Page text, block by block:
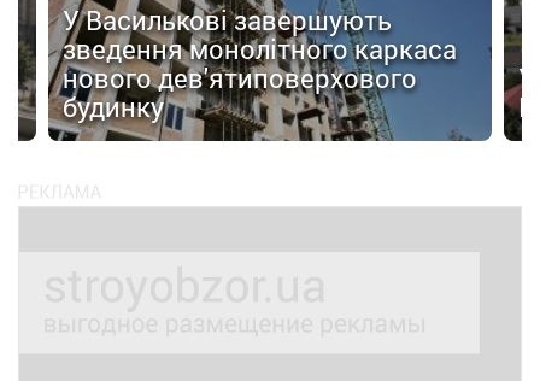
Василькові завершують
монолітного каркаса
дев'ятиповерхового
У